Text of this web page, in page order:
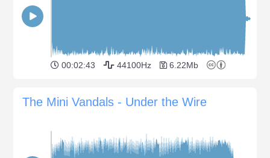
00:02:43 44100Hz 6.22Mb
The Mini Vandals - Under the Wire